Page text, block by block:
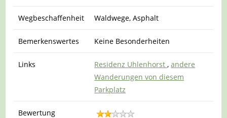
Wegbeschaffenheit Waldwege, Asphalt
Bemerkenswertes Keine Besonderheiten
Links Residenz Uhlenhorst,andere
Wanderungen von diesem
Parkplatz
Bewertung